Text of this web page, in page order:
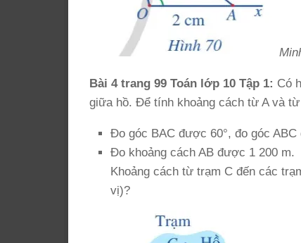
Bài 4 trang 99 Toán lớp 10 Tập 1: Có
giữa hồ. Để tính khoảng cách từ A và
Đo góc BAC được 60°, đo góc ABC
Đo khoảng cách AB được 1 200 m.
Khoảng cách từ trạm C đến các
vị)?